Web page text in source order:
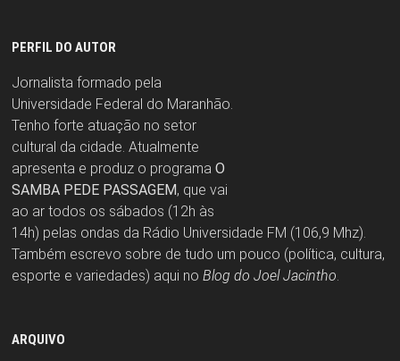
PERFIL DO AUTOR
Jornalista formado pela
Universidade Federal do Maranhão.
Tenho forte atuação no setor
cultural da cidade. Atualmente
apresenta e produz o programa O
SAMBA PEDE PASSAGEM, que vai
ao ar todos os sábados (12h às
14h) pelas ondas da Rádio Universidade FM (106,9 Mhz).
Também escrevo sobre de tudo um pouco (política, cultura,
esporte e variedades) aqui no Blog do Joel Jacintho
ARQUIVO